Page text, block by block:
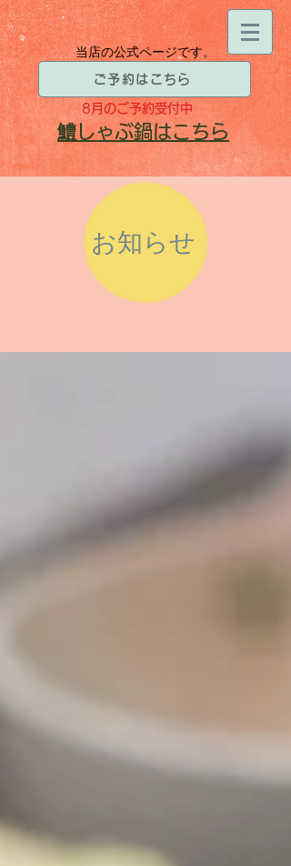
当店の公式ページです。
ご予約はこちら
8月のご予約受付中
​鱧しゃぶ鍋はこちら
お知らせ